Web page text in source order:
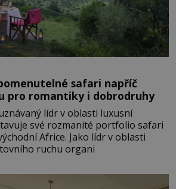
safari napříč
pro romantiky i dobrodruhy
lídr v oblasti luxusní
své rozmanité portfolio safari
Africe. Jako lídr v oblasti
ruchu organi